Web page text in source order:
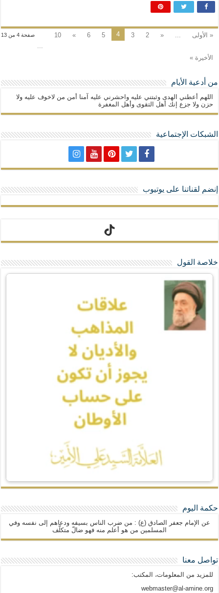
صفحة 4 من 13 « الأولى «
2
3
4
5
6
»
10
الأخيرة »
من أدعية الأيام
اللهم أعطني الهدى وثبتني عليه واحشرني عليه آمنا أمن من لاخوف عليه ولا
حزن ولا جزع إنك أهل التقوى وأهل المغفرة
الشبكات الإجتماعية
إنضم لقناتنا على يوتيوب
تيك توك
خلاصة القول
حكمة اليوم
عن الإمام جعفر الصادق (ع) : من ضرب الناس بسيفه ودعاهم إلى نفسه وفي
المسلمين من هو أعلم منه فهو ضالّ متكلّف
تواصل معنا
للمزيد من المعلومات، المكتب:
webmaster@al-amine.org